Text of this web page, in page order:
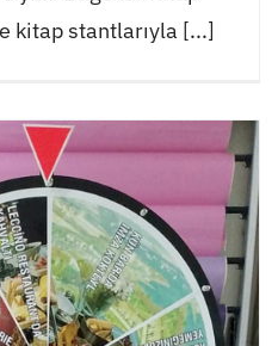
kitap stantlarıyla [...]